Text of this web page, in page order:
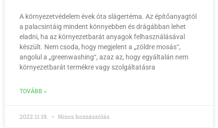
A környezetvédelem évek óta slágertéma. Az építőanyagtól
a palacsintáig mindent könnyebben és drágábban lehet
eladni, ha az környezetbarát anyagok felhasználásával
készült. Nem csoda, hogy megjelent a „zöldre mosás“,
angolul a „greenwashing“, azaz az, hogy egyáltalán nem
környezetbarát termékre vagy szolgáltatásra
TOVÁBB »
2022.11.19. Nincs hozzászólás